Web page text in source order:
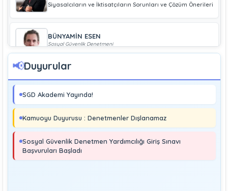
Siyasalcıların ve İktisatçıların Sorunları ve Çözüm Önerileri
BÜNYAMİN ESEN
Sosyal Güvenlik Denetmeni
Geliri Düşük Olan Çiftçiye Bağ-Kur Borcu Çıkmaz
Boray UĞRAŞ
Soma ve Ermenek’te Meydana Gelen Kazalar Büyük
Endüstriyel Kaza Sayılmakta Mıdır?
MURAT ÇİMEN
Sosyal Güvenlik Denetmeni
Kayıt Dışı İstihdamla Mücadeleye Farklı Bir Yaklaşım
📢Duyurular
SGD Akademi Yayında!
Kamuoyu Duyurusu : Denetmenler Dışlanamaz
Sosyal Güvenlik Denetmen Yardımcılığı Giriş Sınavı
Başvuruları Başladı